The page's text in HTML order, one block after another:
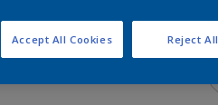
Reject All
Accept All Cookies